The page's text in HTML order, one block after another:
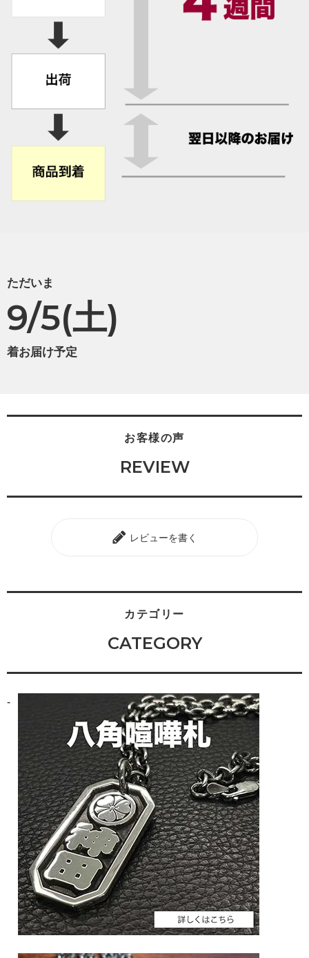
ただいま
9/5(土)
着お届け予定
お客様の声
REVIEW
レビューを書く
カテゴリー
CATEGORY